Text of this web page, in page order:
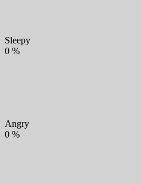
Sleepy
0 %
Angry
0 %